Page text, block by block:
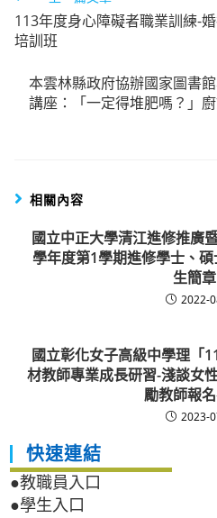
more
articles
113年度身心障礙者職業訓練-
培訓班
本雲林縣政府協辦國家圖書
講座：「一定得堆肥嗎？」
相關內容
國立中正大學清江進修推廣
學年度第1學期進修學士、
生簡章
2022-
國立彰化女子高級中學理「
材教師專業成長研習-淺談女
勵教師報
2023-
快速連結
●教職員入口
●學生入口